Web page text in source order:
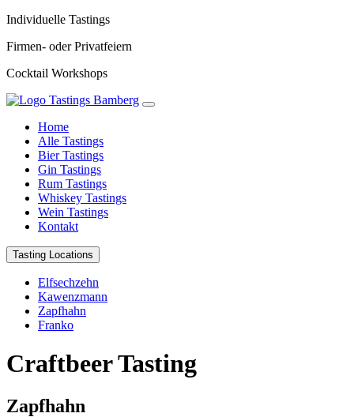
Individuelle Tastings
Firmen- oder Privatfeiern
Cocktail Workshops
Home
Alle Tastings
Bier Tastings
Gin Tastings
Rum Tastings
Whiskey Tastings
Wein Tastings
Kontakt
Tasting Locations
Elfsechzehn
Kawenzmann
Zapfhahn
Franko
Craftbeer Tasting
Zapfhahn